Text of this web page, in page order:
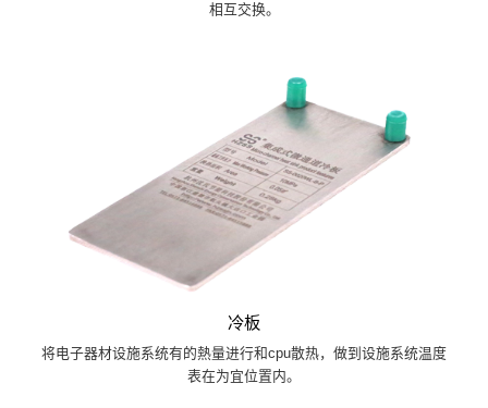
相互交换。
冷板
将电子器材设施系统有的熱量进行和cpu散热，做到设施系统温度
表在为宜位置内。